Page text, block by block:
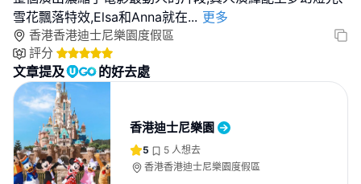
雪花飄落特效,Elsa和Anna就在... 更多
香港香港迪士尼樂園度假區
評分
文章提及 的好去處
香港迪士尼樂園
5 5 人想去
香港香港迪士尼樂園度假區